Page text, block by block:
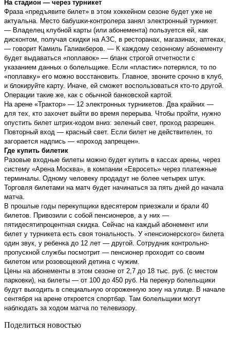
На стадион — через турникет
Фраза «предъявите билет» в этом хоккейном сезоне будет уже не
актуальна. Место бабушки-контролера занял электронный турникет.
— Владелец клубной карты (или абонемента) пользуется ей, как
дисконтом, получая скидки на АЗС, в ресторанах, магазинах, аптеках,
— говорит Камиль Галиакберов. — К каждому сезонному абонементу
будет выдаваться «поплавок» — бланк строгой отчетности с
указанием данных о болельщике. Если «пластик» потерялся, то по
«поплавку» его можно восстановить. Главное, звоните срочно в клуб,
и блокируйте карту. Иначе, ей сможет воспользоваться кто-то другой.
Операции такие же, как с обычной банковской картой.
На арене «Трактор» — 12 электронных турникетов. Два крайних —
для тех, кто захочет выйти во время перерыва. Чтобы пройти, нужно
опустить билет штрих-кодом вниз: зеленый свет, проход разрешен.
Повторный вход — красный свет. Если билет не действителен, то
загорается надпись — «проход запрещен».
Где купить билетик
Разовые входные билеты можно будет купить в кассах арены, через
систему «Арена Москва», в компании «Евросеть» через платежные
терминалы. Одному человеку продадут не более четырех штук.
Торговля билетами на матч будет начинаться за пять дней до начала
матча.
В прошлые годы перекупщики вдесятером приезжали и брали 40
билетов. Привозили с собой пенсионеров, а у них —
пятидесятипроцентная скидка. Сейчас на каждый абонемент или
билет у турникета есть своя тональность. У «пенсионерского» билета
один звук, у ребенка до 12 лет — другой. Сотрудник контрольно-
пропускной службы посмотрит — пенсионер проходит со своим
билетом или розовощекий детина с чужим.
Цены на абонементы в этом сезоне от 2,7 до 18 тыс. руб. (с местом
парковки), на билеты — от 100 до 450 руб. На перекур болельщики
будут выходить в специальную огороженную зону на улице. В начале
сентября на арене откроется спортбар. Там болельщики могут
наблюдать за ходом матча по телевизору.
Поделиться новостью